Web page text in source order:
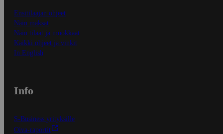
Ensitilaajan ohjeet
Näin maksat
Näin tilaat ja muokkaat
Kaikki ohjeet ja vinkit
In English
Info
S-Business yrityksille
Oiva-raportit